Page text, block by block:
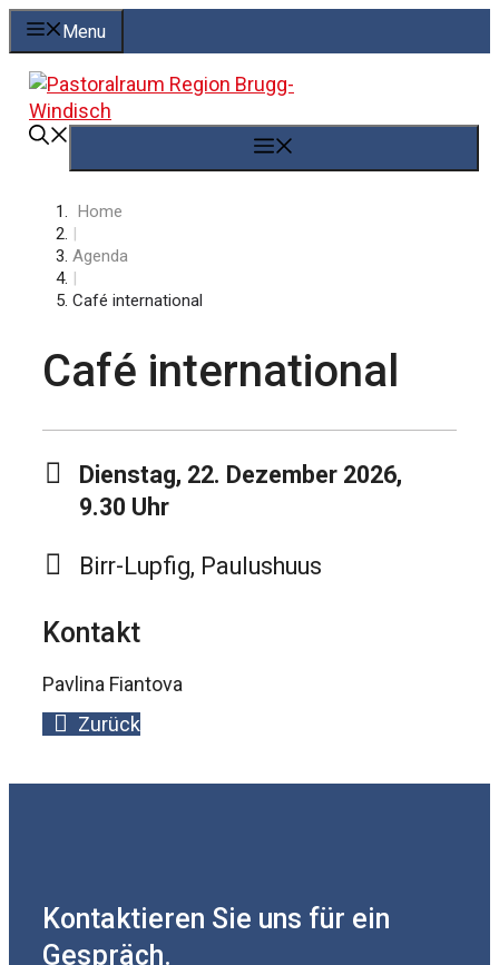
Springe
zum
Inhalt
Menu
Home
|
Agenda
|
Café international
Café international
Dienstag, 22. Dezember 2026,
9.30 Uhr
Birr-Lupfig, Paulushuus
Kontakt
Pavlina Fiantova
Zurück
Kontaktieren Sie uns für ein
Gespräch.